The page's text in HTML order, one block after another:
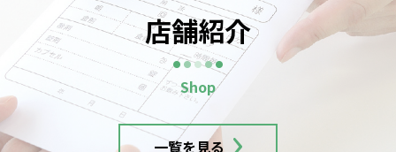
店舗紹介
一覧を見る